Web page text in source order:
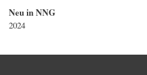
Neu in NNG
2024